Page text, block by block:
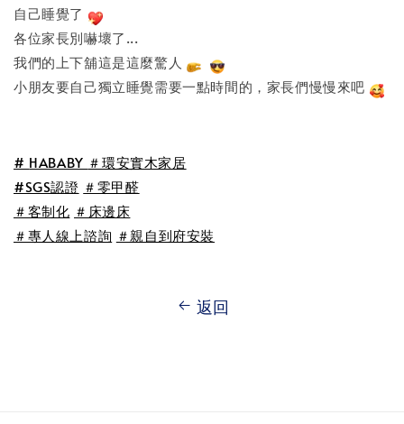
自己睡覺了
各位家長別嚇壞了...
我們的上下舖這是這麼驚人
小朋友要自己獨立睡覺需要一點時間的，家長們慢慢來吧
# HABABY ＃環安實木家居
#SGS認證 ＃零甲醛
＃客制化 ＃床邊床
＃專人線上諮詢 ＃親自到府安裝
返回